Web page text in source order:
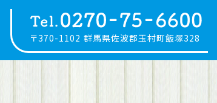
〒370-1102 群馬県佐波郡玉村町飯塚328